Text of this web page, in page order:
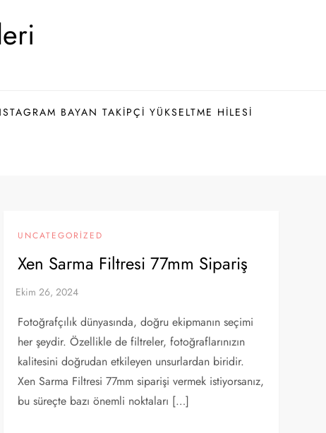
BAYAN TAKIPÇI YÜKSELTME HILESI
UNCATEGORIZED
Xen Sarma Filtresi 77mm Sipariş
Fotoğrafçılık dünyasında, doğru ekipmanın seçimi
her şeydir. Özellikle de filtreler, fotoğraflarınızın
kalitesini doğrudan etkileyen unsurlardan biridir.
Xen Sarma Filtresi 77mm siparişi vermek istiyorsanız,
bu süreçte bazı önemli noktaları […]